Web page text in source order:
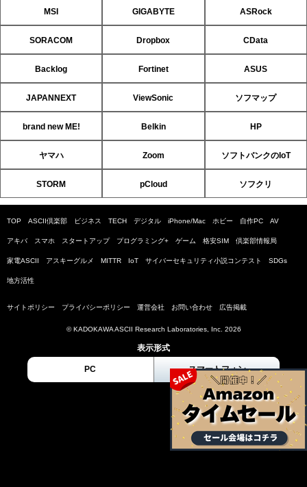
MSI GIGABYTE ASRock
SORACOM Dropbox CData
Backlog Fortinet ASUS
JAPANNEXT ViewSonic ソフマップ
brand new ME! Belkin HP
ヤマハ Zoom ソフトバンクのIoT
STORM pCloud ソフクリ
TOP ASCII倶楽部 ビジネス TECH デジタル iPhone/Mac ホビー 自作PC AV
アキバ スマホ スタートアップ プログラミング+ ゲーム 格安SIM 倶楽部情報局
家電ASCII アスキーグルメ MITTR IoT サイバーセキュリティ小説コンテスト SDGs
地方活性
サイトポリシー プライバシーポリシー 運営会社 お問い合わせ 広告掲載
© KADOKAWA ASCII Research Laboratories, Inc. 2026
表示形式
PC スマートフォン